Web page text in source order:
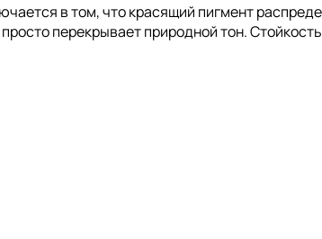
в том, что красящий пигмент
перекрывает природной тон.